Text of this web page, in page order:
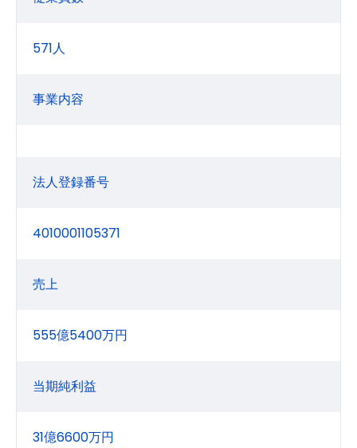
571人
事業内容
法人登録番号
4010001105371
売上
555億5400万円
当期純利益
31億6600万円